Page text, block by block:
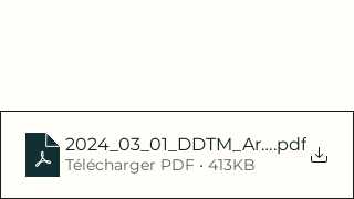
2024_03_01_DDTM_Arrêté
.pdf
Télécharger PDF • 413KB